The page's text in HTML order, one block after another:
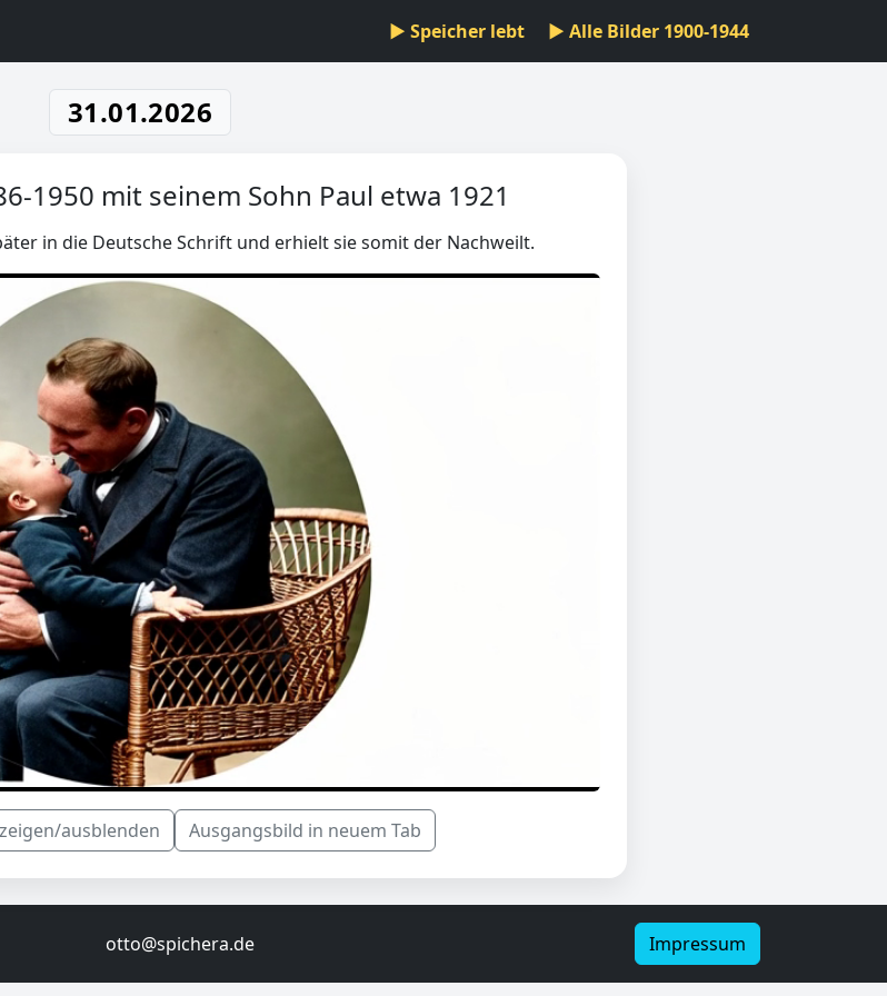
▶ Speicher lebt ▶ Alle Bilder 1900-1944
31.01.2026
1950 mit seinem Sohn Paul etwa 1921
in die Deutsche Schrift und erhielt sie somit der Nachweilt.
ausblenden Ausgangsbild in neuem Tab
otto@spichera.de Impressum